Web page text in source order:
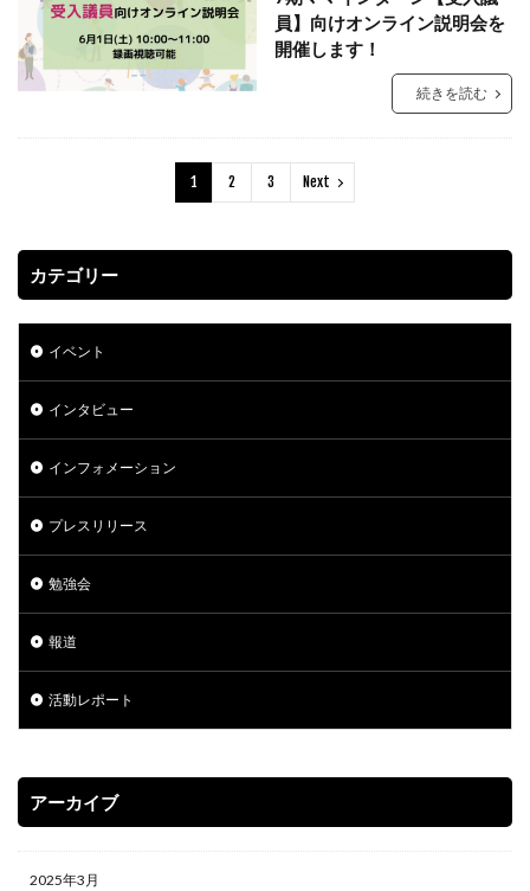
員】向けオンライン説明会を
開催します！
続きを読む
1 2 3 Next
カテゴリー
イベント
インタビュー
インフォメーション
プレスリリース
勉強会
報道
活動レポート
アーカイブ
2025年3月